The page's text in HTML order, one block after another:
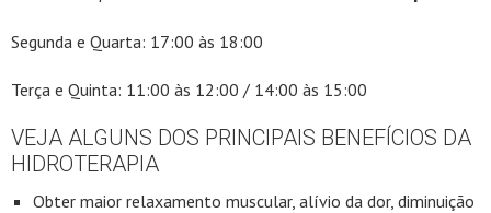
Segunda e Quarta: 17:00 às 18:00
Terça e Quinta: 11:00 às 12:00 / 14:00 às 15:00
VEJA ALGUNS DOS PRINCIPAIS BENEFÍCIOS DA
HIDROTERAPIA
Obter maior relaxamento muscular, alívio da dor, diminuição